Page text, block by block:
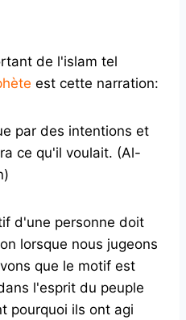
de l'islam tel
est cette narration:
par des intentions et
ce qu'il voulait. (Al-
d'une personne doit
lorsque nous jugeons
que le motif est
l'esprit du peuple
pourquoi ils ont agi